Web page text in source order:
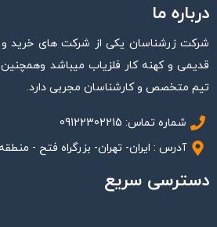
درباره ما
شرکت زرشناسان یکی از شرکت های خرید و
قدیمی و کهنه کار فلزیاب میباشد وهمچنین
تیم متخصص و کارشناسان مجربی دارد.
شماره تماس: 09122302215
آدرس : ایران- تهران- بزرگراه فتح - منطقه 18
دسترسی سریع